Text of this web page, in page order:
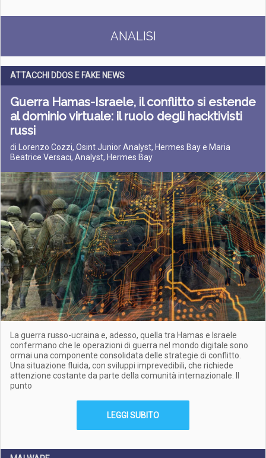
ANALISI
ATTACCHI DDOS E FAKE NEWS
Guerra Hamas-Israele, il conflitto si estende
al dominio virtuale: il ruolo degli hacktivisti
russi
di Lorenzo Cozzi, Osint Junior Analyst, Hermes Bay e Maria
Beatrice Versaci, Analyst, Hermes Bay
La guerra russo-ucraina e, adesso, quella tra Hamas e Israele
confermano che le operazioni di guerra nel mondo digitale sono
ormai una componente consolidata delle strategie di conflitto.
Una situazione fluida, con sviluppi imprevedibili, che richiede
attenzione costante da parte della comunità internazionale. Il
punto
LEGGI SUBITO